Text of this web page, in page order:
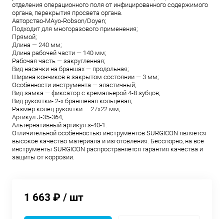
отделения операционного поля от инфицированного содержимого
органа, перекрытия просвета органа.
Aвторство-MAyo-Robson/Doyen;
Подходит для многоразового применения;
Прямой;
Длина — 240 мм;
Длина рабочей части — 140 мм;
Рабочая часть — закругленная;
Вид насечки на браншах — продольная;
Ширина кончиков в закрытом состоянии — 3 мм;
Особенности инструмента — эластичный;
Вид замка — фиксатор с кремальерой 4-8 зубцов;
Вид рукоятки- 2-х браншевая кольцевая;
Размер колец рукоятки — 27х22 мм;
Aртикул J-35-364;
Aльтернативный артикул з-40-1.
Отличительной особенностью инструментов SURGICON является
высокое качество материала и изготовления. Бесспорно, на все
инструменты SURGICON распространяется гарантия качества и
защиты от коррозии.
1 663 ₽ / шт